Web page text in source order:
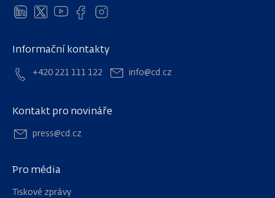
Informační kontakty
+420 221 111 122 info@cd.cz
Kontakt pro novináře
press@cd.cz
Pro média
Tiskové zprávy